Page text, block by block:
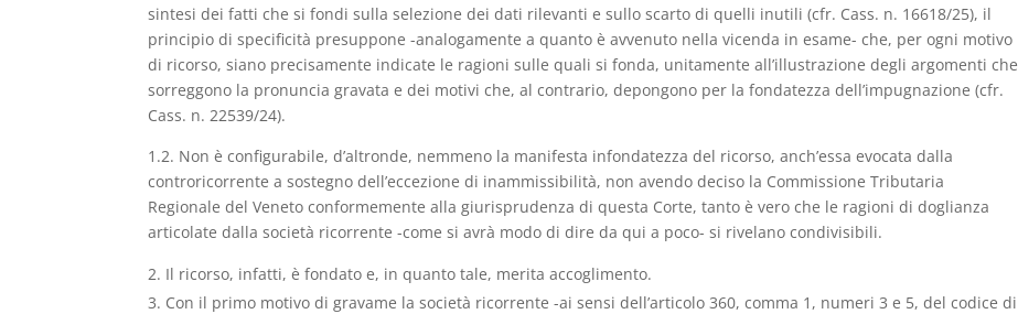
sintesi dei fatti che si fondi sulla selezione dei dati rilevanti e sullo scarto di quelli inutili (cfr. Cass. n. 16618/25), il
principio di specificità presuppone -analogamente a quanto è avvenuto nella vicenda in esame- che, per ogni motivo
di ricorso, siano precisamente indicate le ragioni sulle quali si fonda, unitamente all’illustrazione degli argomenti che
sorreggono la pronuncia gravata e dei motivi che, al contrario, depongono per la fondatezza dell’impugnazione (cfr.
Cass. n. 22539/24).
1.2. Non è configurabile, d’altronde, nemmeno la manifesta infondatezza del ricorso, anch’essa evocata dalla
controricorrente a sostegno dell’eccezione di inammissibilità, non avendo deciso la Commissione Tributaria
Regionale del Veneto conformemente alla giurisprudenza di questa Corte, tanto è vero che le ragioni di doglianza
articolate dalla società ricorrente -come si avrà modo di dire da qui a poco- si rivelano condivisibili.
Il ricorso, infatti, è fondato e, in quanto tale, merita accoglimento.
Con il primo motivo di gravame la società ricorrente -ai sensi dell’articolo 360, comma 1, numeri 3 e 5, del codice di